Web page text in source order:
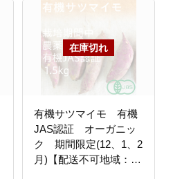
有機サツマイモ 有機
JAS認証 オーガニッ
ク 期間限定(12、1、2
月)【配送不可地域：離